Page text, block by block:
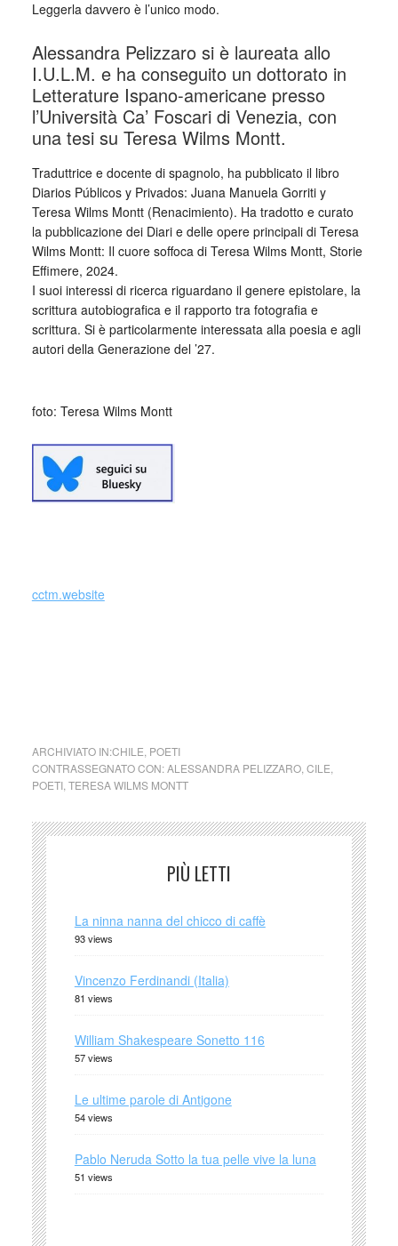
Leggerla davvero è l’unico modo.
Alessandra Pelizzaro si è laureata allo
I.U.L.M. e ha conseguito un dottorato in
Letterature Ispano-americane presso
l’Università Ca’ Foscari di Venezia, con
una tesi su Teresa Wilms Montt.
Traduttrice e docente di spagnolo, ha pubblicato il libro
Diarios Públicos y Privados: Juana Manuela Gorriti y
Teresa Wilms Montt (Renacimiento). Ha tradotto e curato
la pubblicazione dei Diari e delle opere principali di Teresa
Wilms Montt: Il cuore soffoca di Teresa Wilms Montt, Storie
Effimere, 2024.
I suoi interessi di ricerca riguardano il genere epistolare, la
scrittura autobiografica e il rapporto tra fotografia e
scrittura. Si è particolarmente interessata alla poesia e agli
autori della Generazione del ’27.
foto: Teresa Wilms Montt
cctm.website
ARCHIVIATO IN:CHILE POETI
CONTRASSEGNATO CON:ALESSANDRA PELIZZARO, CILE
POETI, TERESA WILMS MONTT
PIÙ LETTI
La ninna nanna del chicco di caffè
93 views
Vincenzo Ferdinandi (Italia)
81 views
William Shakespeare Sonetto 116
57 views
Le ultime parole di Antigone
54 views
Pablo Neruda Sotto la tua pelle vive la luna
51 views